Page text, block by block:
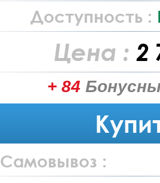
Доступность :
Цена : 2
+ 84
Самовывоз :